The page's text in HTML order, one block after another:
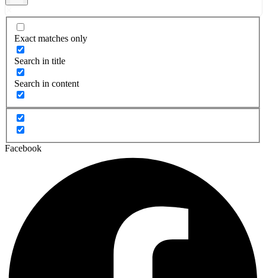
Exact matches only
Search in title
Search in content
Facebook